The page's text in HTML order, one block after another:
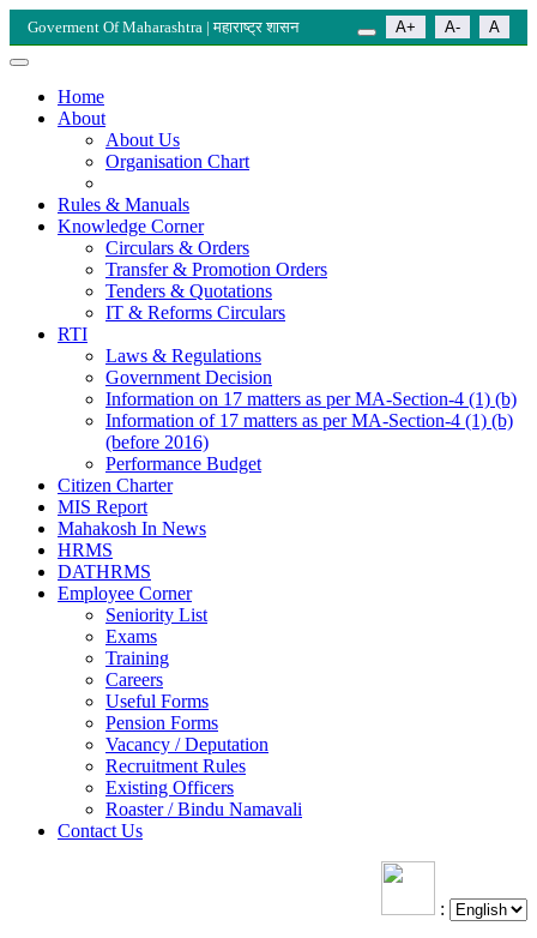
Goverment Of Maharashtra | महाराष्ट्र शासन A+ A- A
Home
About
About Us
Organisation Chart
Rules & Manuals
Knowledge Corner
Circulars & Orders
Transfer & Promotion Orders
Tenders & Quotations
IT & Reforms Circulars
RTI
Laws & Regulations
Government Decision
Information on 17 matters as per MA-Section-4 (1) (b)
Information of 17 matters as per MA-Section-4 (1) (b)
(before 2016)
Performance Budget
Citizen Charter
MIS Report
Mahakosh In News
HRMS
DATHRMS
Employee Corner
Seniority List
Exams
Training
Careers
Useful Forms
Pension Forms
Vacancy / Deputation
Recruitment Rules
Existing Officers
Roaster / Bindu Namavali
Contact Us
: